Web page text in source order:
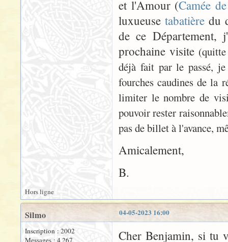
et l'Amour (Camée
luxueuse tabatière du
de ce Département,
prochaine visite
déjà fait par le passé,
fourches caudines de la
limiter le nombre de
pouvoir rester
pas de billet à l'avance,
Amicalement,
B.
Hors ligne
04-05-2023 16:00
Silmo
Inscription : 2002
Messages : 4 267
Cher Benjamin, si tu